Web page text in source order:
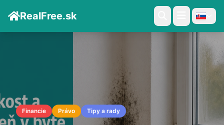
RealFree.sk
Financie Právo Tipy a rady